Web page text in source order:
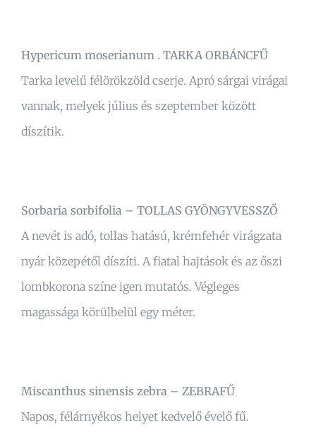
Hypericum moserianum . TARKA ORBÁNCFŰ
Tarka levelű félörökzöld cserje. Apró sárgai virágai
vannak, melyek július és szeptember között
díszítik.
Sorbaria sorbifolia – TOLLAS GYÖNGYVESSZŐ
A nevét is adó, tollas hatású, krémfehér virágzata
nyár közepétől díszíti. A fiatal hajtások és az őszi
lombkorona színe igen mutatós. Végleges
magassága körülbelül egy méter.
Miscanthus sinensis zebra – ZEBRAFŰ
Napos, félárnyékos helyet kedvelő évelő fű.